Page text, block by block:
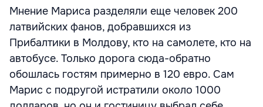
Мнение Мариса разделяли еще человек 200
латвийских фанов, добравшихся из
Прибалтики в Молдову, кто на самолете, кто на
автобусе. Только дорога сюда-обратно
обошлась гостям примерно в 120 евро. Сам
Марис с подругой истратили около 1000